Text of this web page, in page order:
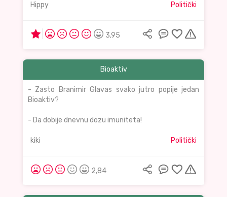
Hippy Politički
3,95
Bioaktiv
- Zasto Branimir Glavas svako jutro popije jedan
Bioaktiv?
- Da dobije dnevnu dozu imuniteta!
kiki Politički
2,84